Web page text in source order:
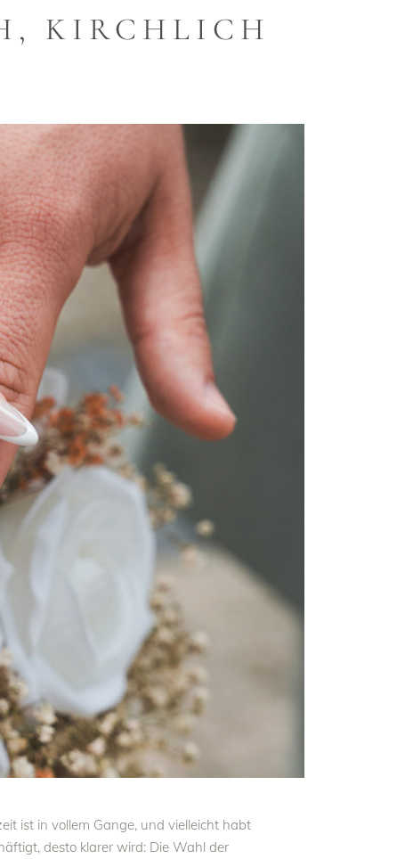
KIRCHLICH
ist in vollem Gange, und vielleicht habt
desto klarer wird: Die Wahl der